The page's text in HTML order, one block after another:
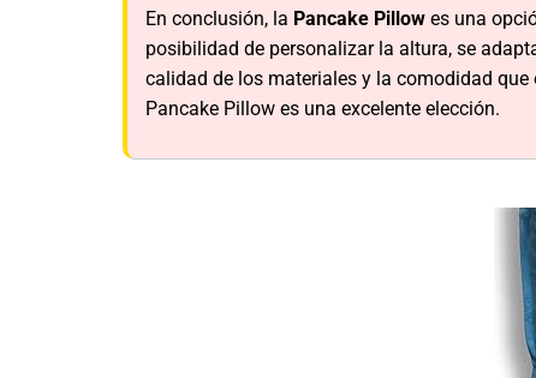
En conclusión, la Pancake Pillow es una
posibilidad de personalizar la altura, se
calidad de los materiales y la comodidad
Pancake Pillow es una excelente elección.